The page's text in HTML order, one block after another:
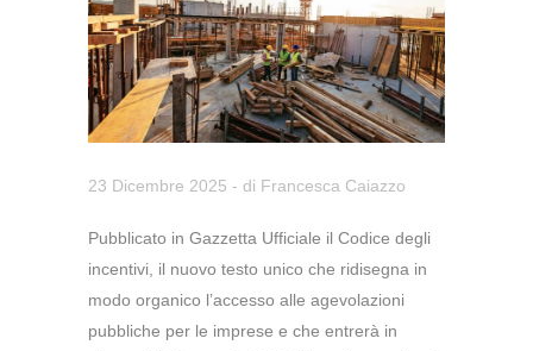
23 Dicembre 2025 - di Francesca Caiazzo
Pubblicato in Gazzetta Ufficiale il Codice degli
incentivi, il nuovo testo unico che ridisegna in
modo organico l’accesso alle agevolazioni
pubbliche per le imprese e che entrerà in